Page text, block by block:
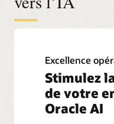
Excellence
Stimulez
de votre
Oracle AI